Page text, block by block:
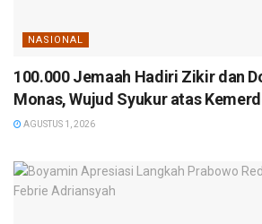
NASIONAL
100.000 Jemaah Hadiri Zikir dan
Monas, Wujud Syukur atas
AGUSTUS 1, 2026